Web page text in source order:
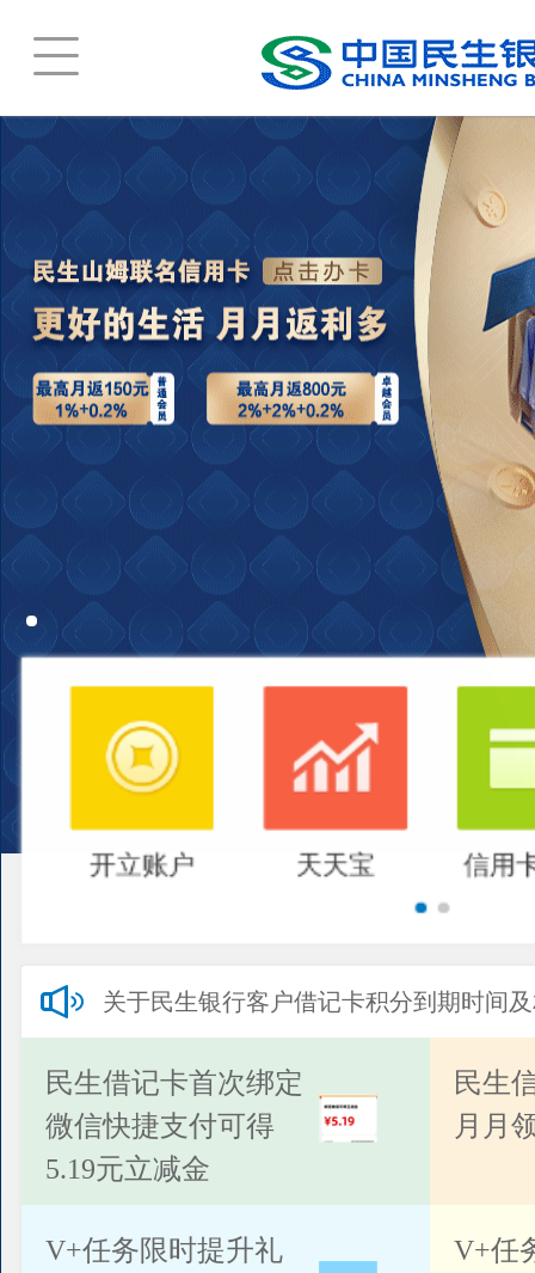
开立账户 天天宝 信用
关于民生银行客户借记卡积分到期时间
公告
民生借记卡首次绑定
微信快捷支付可得
5.19元立减金
民生
月月
V+任务限时提升礼
V+任